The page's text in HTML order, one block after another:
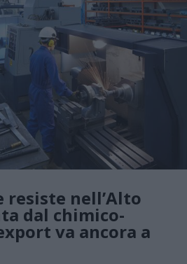
resiste nell’Alto
dal chimico-
va ancora a